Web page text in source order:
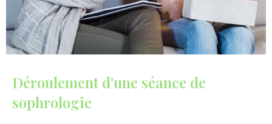
Déroulement d'une séance de
sophrologie